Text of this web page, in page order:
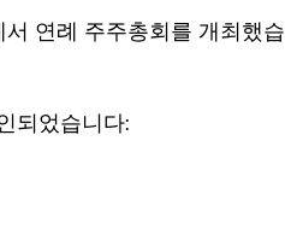
연례 주주총회를 개최했
되었습니다: